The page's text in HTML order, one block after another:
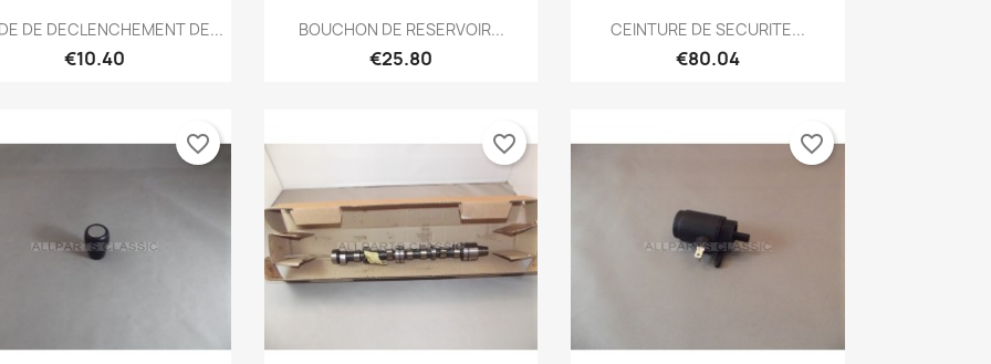
Quick view
DE DECLENCHEMENT DE...
€10.40
Quick view
BOUCHON DE RESERVOIR...
€25.80
Quick view
CEINTURE DE SECURITE...
€80.04
favorite_border favorite_border favorite_border